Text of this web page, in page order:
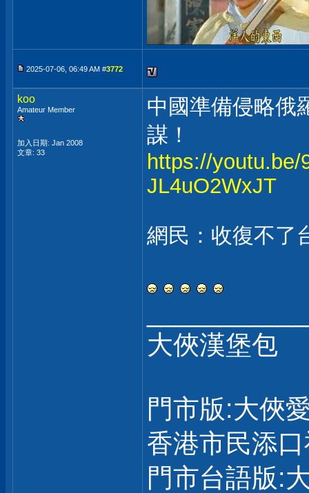
2025-07-06, 06:49 AM #3772
koo
Amateur Member
加入日期: Jan 2008
文章: 33
中國準備侵略俄
謀！
https://youtu.be/
JL4uO2WxJT
網民：收復不了
大俠漢堡包
門市版:大俠
香港市民添
門市台語版: